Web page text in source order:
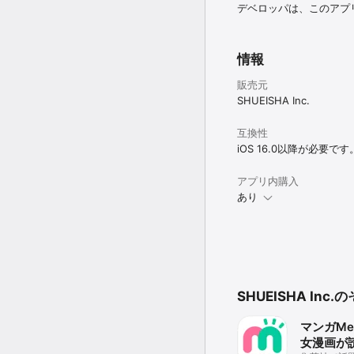
デベロッパは、このア
情報
販売元
SHUEISHA Inc.
互換性
iOS 16.0以降が必要です
アプリ内購入
あり
SHUEISHA Inc.の
マンガ
女漫画が